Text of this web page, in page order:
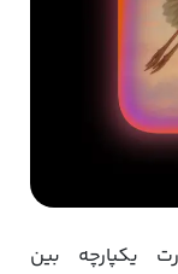
یکپارچه بین